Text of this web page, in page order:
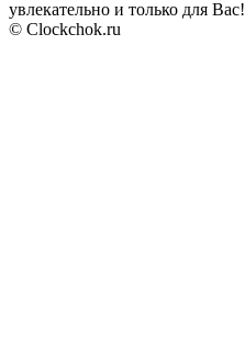
увлекательно и только для Вас!
© Clockchok.ru